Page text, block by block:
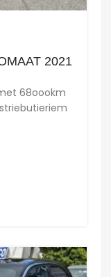
2021
68oookm